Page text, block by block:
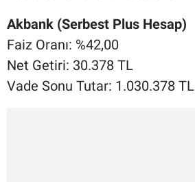
Akbank (Serbest Plus Hesap)
Faiz Oranı: %42,00
Net Getiri: 30.378 TL
Vade Sonu Tutar: 1.030.378 TL